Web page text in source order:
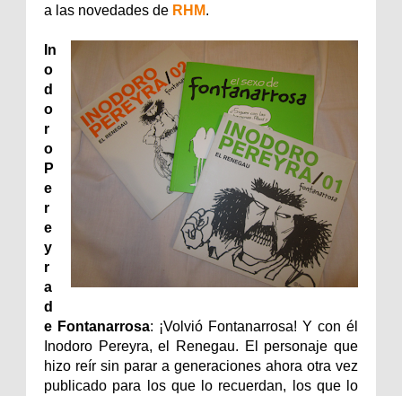
a las novedades de RHM.
In
o
d
o
r
o
P
e
r
e
y
r
a
d
e Fontanarrosa: ¡Volvió Fontanarrosa! Y con él
Inodoro Pereyra, el Renegau. El personaje que
hizo reír sin parar a generaciones ahora otra vez
publicado para los que lo recuerdan, los que lo